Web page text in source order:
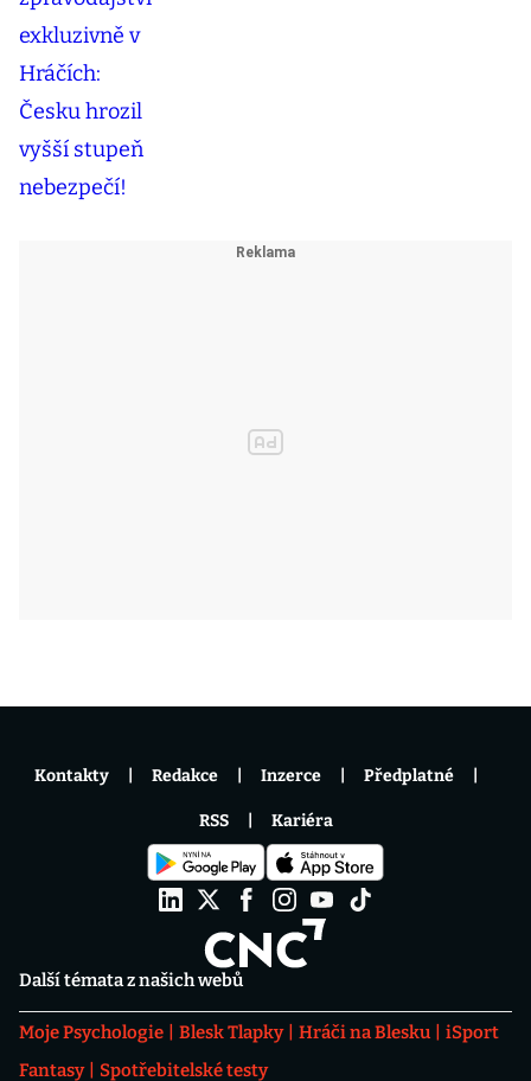
Další témata z našich webů
Moje Psychologie Blesk Tlapky Hráči na Blesku
iSport
Fantasy
Spotřebitelské testy
Kontakty Redakce Inzerce Předplatné
RSS Kariéra